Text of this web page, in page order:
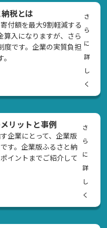
税とは
付額を最大9割軽減する
算入になりますが、さら
度です。企業の実質負担
さ
ら
に
詳
し
く
リットと事例
企業にとって、企業版
す。企業版ふるさと納
イントまでご紹介して
さ
ら
に
詳
し
く